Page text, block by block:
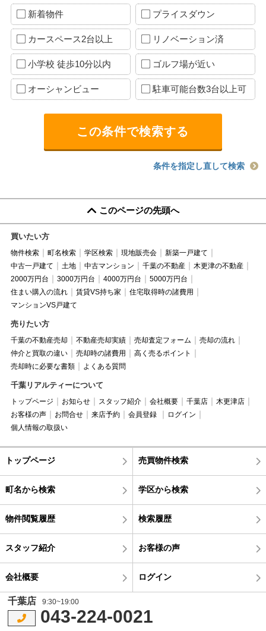
新着物件 プライスダウン
カースペース2台以上 リノベーション済
小学校 徒歩10分以内 ゴルフ場が近い
オーシャンビュー 駐車可能台数3台以上可
条件を指定し直して検索
このページの先頭へ
買いたい方
物件検索 町名検索 学区検索 現地販売会
新築一戸建て
中古一戸建て
土地 中古マンション 千葉の不動産
木更津の不動産
2000万円台
3000万円台 4000万円台
5000万円台
住まい購入の流れ
賃貸VS持ち家
住宅取得時の諸費用
マンションVS戸建て
売りたい方
千葉の不動産売却 不動産売却実績 売却査定フォーム
売却の流れ
仲介と買取の違い
売却時の諸費用
高く売るポイント
売却時に必要な書類
よくある質問
千葉リアルティーについて
トップページ お知らせ スタッフ紹介 会社概要 千葉店
木更津店
お客様の声
お問合せ 来店予約 会員登録
ログイン
個人情報の取扱い
トップページ 売買物件検索
町名から検索 学区から検索
物件閲覧履歴 検索履歴
スタッフ紹介 お客様の声
会社概要 ログイン
千葉店 9:30~19:00
043-224-0021